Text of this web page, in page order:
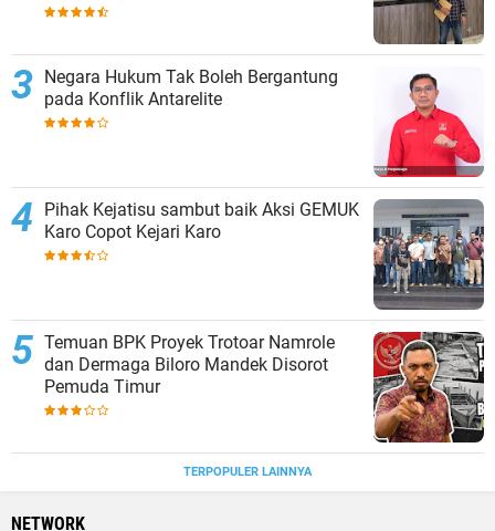
Negara Hukum Tak Boleh Bergantung
pada Konflik Antarelite
Pihak Kejatisu sambut baik Aksi GEMUK
Karo Copot Kejari Karo
Temuan BPK Proyek Trotoar Namrole
dan Dermaga Biloro Mandek Disorot
Pemuda Timur
TERPOPULER LAINNYA
NETWORK